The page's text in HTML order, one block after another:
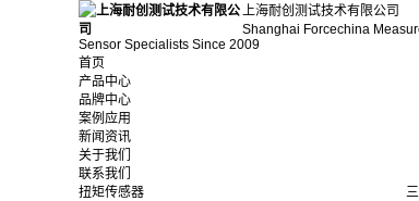
上海耐创测试技术有限公司
Shanghai Forcechina
Sensor Specialists Since 2009
首页
产品中心
品牌中心
案例应用
新闻资讯
关于我们
联系我们
扭矩传感器